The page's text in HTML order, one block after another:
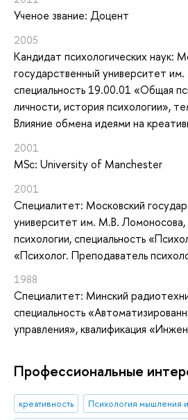
Ученое звание: Доцент
2005
Кандидат психологических наук:
государственный университет
специальность 19.00.01 «Общая
личности, история психологии»,
Влияние обмена идеями на
2001
MSc: University of Manchester
2001
Специалитет: Московский
университет им. М.В. Ломоносова,
психологии, специальность
«Психолог. Преподаватель
1988
Специалитет: Минский
специальность
управления», квалификация
Профессиональные
креативность
Психология мышления